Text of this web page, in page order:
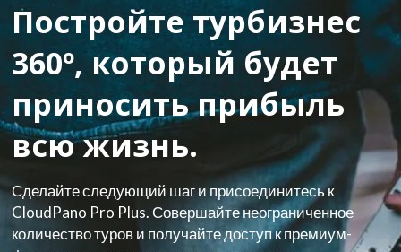
Постройте турбизнес
360º, который будет
приносить прибыль
всю жизнь.
Сделайте следующий шаг и присоединитесь к
CloudPano Pro Plus. Совершайте неограниченное
количество туров и получайте доступ к премиум-